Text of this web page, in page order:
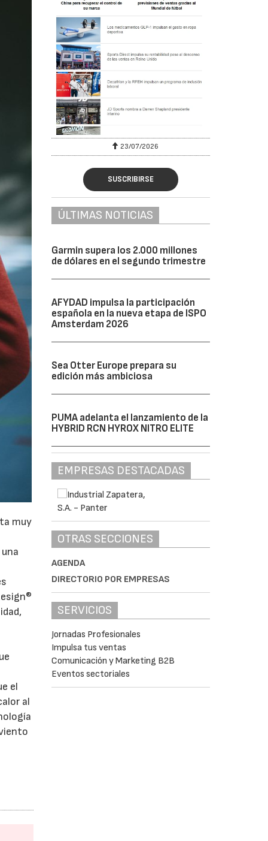
muy
el
al
23/07/2026
SUSCRIBIRSE
ÚLTIMAS NOTICIAS
Garmin supera los 2.000 millones
de dólares en el segundo trimestre
AFYDAD impulsa la participación
española en la nueva etapa de ISPO
Amsterdam 2026
Sea Otter Europe prepara su
edición más ambiciosa
PUMA adelanta el lanzamiento de la
HYBRID RCN HYROX NITRO ELITE
EMPRESAS DESTACADAS
OTRAS SECCIONES
AGENDA
DIRECTORIO POR EMPRESAS
SERVICIOS
Jornadas Profesionales
Impulsa tus ventas
Comunicación y Marketing B2B
Eventos sectoriales